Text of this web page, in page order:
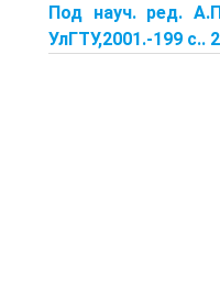
Под науч. ред.
УлГТУ,2001.-199 с..